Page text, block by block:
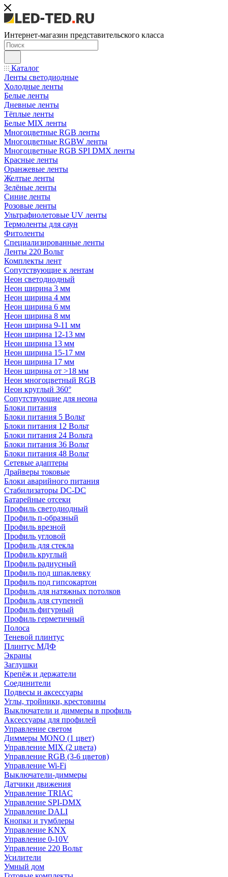
Интернет-магазин представительского класса
Каталог
Ленты светодиодные
Холодные ленты
Белые ленты
Дневные ленты
Тёплые ленты
Белые MIX ленты
Многоцветные RGB ленты
Многоцветные RGBW ленты
Многоцветные RGB SPI DMX ленты
Красные ленты
Оранжевые ленты
Желтые ленты
Зелёные ленты
Синие ленты
Розовые ленты
Ультрафиолетовые UV ленты
Термоленты для саун
Фитоленты
Специализированные ленты
Ленты 220 Вольт
Комплекты лент
Сопутствующие к лентам
Неон светодиодный
Неон ширина 3 мм
Неон ширина 4 мм
Неон ширина 6 мм
Неон ширина 8 мм
Неон ширина 9-11 мм
Неон ширина 12-13 мм
Неон ширина 13 мм
Неон ширина 15-17 мм
Неон ширина 17 мм
Неон ширина от >18 мм
Неон многоцветный RGB
Неон круглый 360°
Сопутствующие для неона
Блоки питания
Блоки питания 5 Вольт
Блоки питания 12 Вольт
Блоки питания 24 Вольта
Блоки питания 36 Вольт
Блоки питания 48 Вольт
Сетевые адаптеры
Драйверы токовые
Блоки аварийного питания
Стабилизаторы DC-DC
Батарейные отсеки
Профиль светодиодный
Профиль п-образный
Профиль врезной
Профиль угловой
Профиль для стекла
Профиль круглый
Профиль радиусный
Профиль под шпаклевку
Профиль под гипсокартон
Профиль для натяжных потолков
Профиль для ступеней
Профиль фигурный
Профиль герметичный
Полоса
Теневой плинтус
Плинтус МДФ
Экраны
Заглушки
Крепёж и держатели
Соединители
Подвесы и аксессуары
Углы, тройники, крестовины
Выключатели и диммеры в профиль
Аксессуары для профилей
Управление светом
Диммеры MONO (1 цвет)
Управление MIX (2 цвета)
Управление RGB (3-6 цветов)
Управление Wi-Fi
Выключатели-диммеры
Датчики движения
Управление TRIAC
Управление SPI-DMX
Управление DALI
Кнопки и тумблеры
Управление KNX
Управление 0-10V
Управление 220 Вольт
Усилители
Умный дом